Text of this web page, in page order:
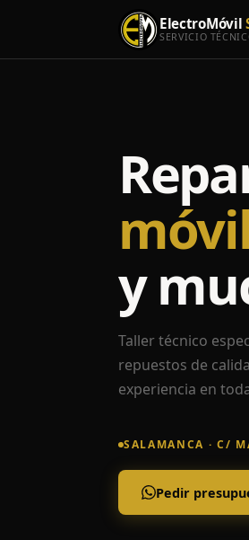
ElectroMóvil
SERVICIO
y
Taller técnico
repuestos de
experiencia en
SALAMANCA · C/
Pedir